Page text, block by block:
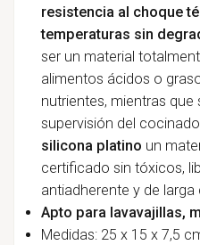
resistencia al choque
temperaturas sin
ser un material
alimentos ácidos o
nutrientes, mientras
supervisión del
silicona platino un
certificado sin tóxicos,
antiadherente y de larga
Apto para lavavajillas,
Medidas: 25 x 15 x 7,5